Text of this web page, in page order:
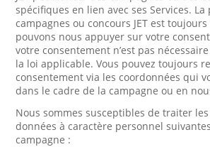
spécifiques en lien avec ses Services.
campagnes ou concours JET est
pouvons nous appuyer sur votre
votre consentement n’est pas
la loi applicable. Vous pouvez toujours
consentement via les coordonnées qui
dans le cadre de la campagne ou en
Nous sommes susceptibles de traiter
données à caractère personnel
campagne :